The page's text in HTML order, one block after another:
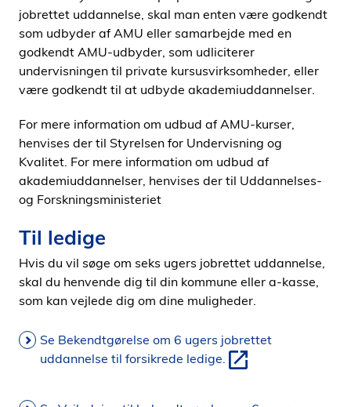
jobrettet uddannelse, skal man enten være godkendt
som udbyder af AMU eller samarbejde med en
godkendt AMU-udbyder, som udliciterer
undervisningen til private kursusvirksomheder, eller
være godkendt til at udbyde akademiuddannelser.
For mere information om udbud af AMU-kurser,
henvises der til Styrelsen for Undervisning og
Kvalitet. For mere information om udbud af
akademiuddannelser, henvises der til Uddannelses-
og Forskningsministeriet
Til ledige
Hvis du vil søge om seks ugers jobrettet uddannelse,
skal du henvende dig til din kommune eller a-kasse,
som kan vejlede dig om dine muligheder.
Se Bekendtgørelse om 6 ugers jobrettet
uddannelse til forsikrede ledige.